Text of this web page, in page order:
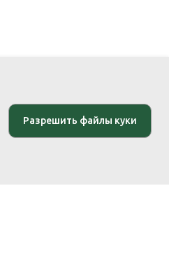
Разрешить файлы куки